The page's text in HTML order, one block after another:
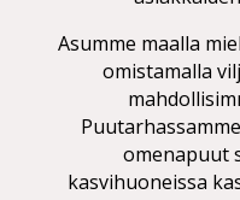
Asumme maalla
omistamalla
omenapuut
kasvihuoneissa